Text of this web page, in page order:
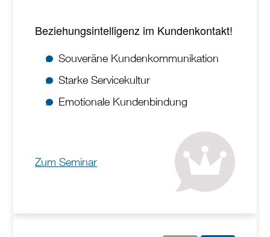
Beziehungsintelligenz im Kundenkontakt!
Souveräne Kundenkommunikation
Starke Servicekultur
Emotionale Kundenbindung
Zum Seminar